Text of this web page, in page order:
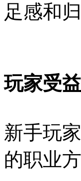
足感和
玩家受益
新手玩
的职业方